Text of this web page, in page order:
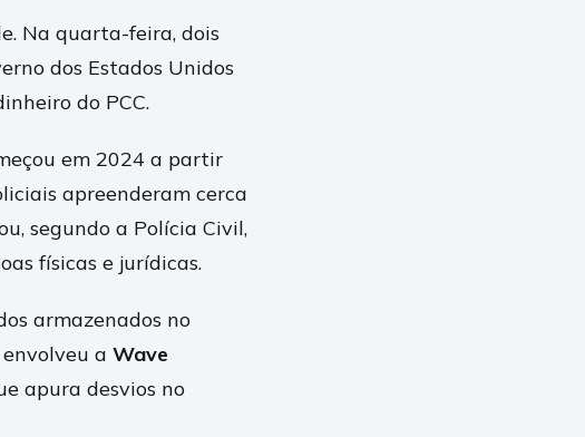
Na quarta-feira, dois
dos Estados Unidos
do PCC.
em 2024 a partir
apreenderam cerca
segundo a Polícia Civil,
físicas e jurídicas.
armazenados no
a Wave
apura desvios no